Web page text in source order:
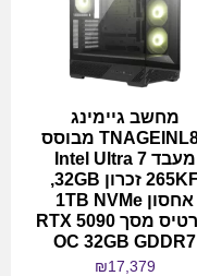
מחשב גיימינג
TNAGEINL82 מבוסס
מעבד Intel Ultra 7
265KF זכרון 32GB,
אחסון 1TB NVMe
וכרטיס מסך RTX 5090
OC 32GB GDDR7
₪17,379